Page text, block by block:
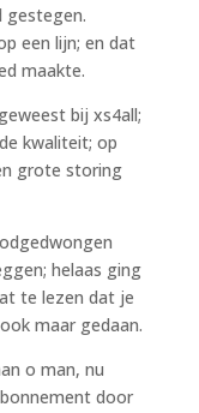
gestegen.
een lijn; en dat
maakte.
bij xs4all;
kwaliteit; op
grote storing
helaas ging
te lezen dat je
maar gedaan.
o man, nu
door